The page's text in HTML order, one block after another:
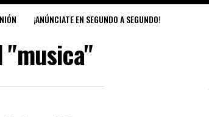
¡ANÚNCIATE EN SEGUNDO A SEGUNDO!